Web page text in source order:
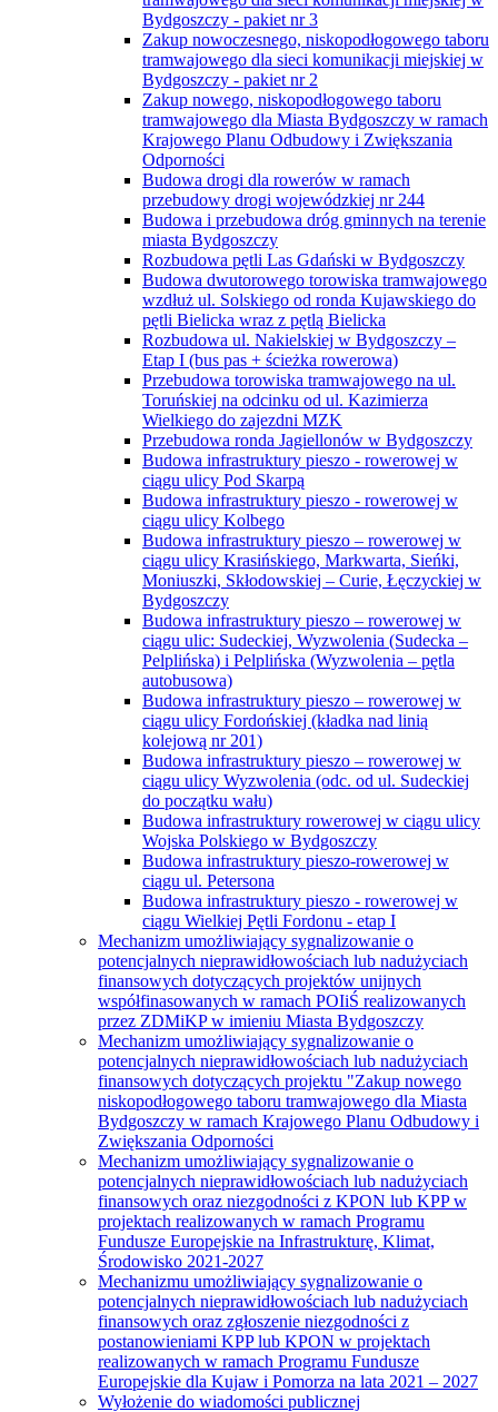
Bydgoszczy - pakiet nr 3
Zakup nowoczesnego, niskopodłogowego taboru
tramwajowego dla sieci komunikacji miejskiej w
Bydgoszczy - pakiet nr 2
Zakup nowego, niskopodłogowego taboru
tramwajowego dla Miasta Bydgoszczy w ramach
Krajowego Planu Odbudowy i Zwiększania
Odporności
Budowa drogi dla rowerów w ramach
przebudowy drogi wojewódzkiej nr 244
Budowa i przebudowa dróg gminnych na terenie
miasta Bydgoszczy
Rozbudowa pętli Las Gdański w Bydgoszczy
Budowa dwutorowego torowiska tramwajowego
wzdłuż ul. Solskiego od ronda Kujawskiego do
pętli Bielicka wraz z pętlą Bielicka
Rozbudowa ul. Nakielskiej w Bydgoszczy –
Etap I (bus pas + ścieżka rowerowa)
Przebudowa torowiska tramwajowego na ul.
Toruńskiej na odcinku od ul. Kazimierza
Wielkiego do zajezdni MZK
Przebudowa ronda Jagiellonów w Bydgoszczy
Budowa infrastruktury pieszo - rowerowej w
ciągu ulicy Pod Skarpą
Budowa infrastruktury pieszo - rowerowej w
ciągu ulicy Kolbego
Budowa infrastruktury pieszo – rowerowej w
ciągu ulicy Krasińskiego, Markwarta, Sieńki,
Moniuszki, Skłodowskiej – Curie, Łęczyckiej w
Bydgoszczy
Budowa infrastruktury pieszo – rowerowej w
ciągu ulic: Sudeckiej, Wyzwolenia (Sudecka –
Pelplińska) i Pelplińska (Wyzwolenia – pętla
autobusowa)
Budowa infrastruktury pieszo – rowerowej w
ciągu ulicy Fordońskiej (kładka nad linią
kolejową nr 201)
Budowa infrastruktury pieszo – rowerowej w
ciągu ulicy Wyzwolenia (odc. od ul. Sudeckiej
do początku wału)
Budowa infrastruktury rowerowej w ciągu ulicy
Wojska Polskiego w Bydgoszczy
Budowa infrastruktury pieszo-rowerowej w
ciągu ul. Petersona
Budowa infrastruktury pieszo - rowerowej w
ciągu Wielkiej Pętli Fordonu - etap I
Mechanizm umożliwiający sygnalizowanie o
potencjalnych nieprawidłowościach lub nadużyciach
finansowych dotyczących projektów unijnych
współfinasowanych w ramach POIiŚ realizowanych
przez ZDMiKP w imieniu Miasta Bydgoszczy
Mechanizm umożliwiający sygnalizowanie o
potencjalnych nieprawidłowościach lub nadużyciach
finansowych dotyczących projektu "Zakup nowego
niskopodłogowego taboru tramwajowego dla Miasta
Bydgoszczy w ramach Krajowego Planu Odbudowy i
Zwiększania Odporności
Mechanizm umożliwiający sygnalizowanie o
potencjalnych nieprawidłowościach lub nadużyciach
finansowych oraz niezgodności z KPON lub KPP w
projektach realizowanych w ramach Programu
Fundusze Europejskie na Infrastrukturę, Klimat,
Środowisko 2021-2027
Mechanizmu umożliwiający sygnalizowanie o
potencjalnych nieprawidłowościach lub nadużyciach
finansowych oraz zgłoszenie niezgodności z
postanowieniami KPP lub KPON w projektach
realizowanych w ramach Programu Fundusze
Europejskie dla Kujaw i Pomorza na lata 2021 – 2027
Wyłożenie do wiadomości publicznej